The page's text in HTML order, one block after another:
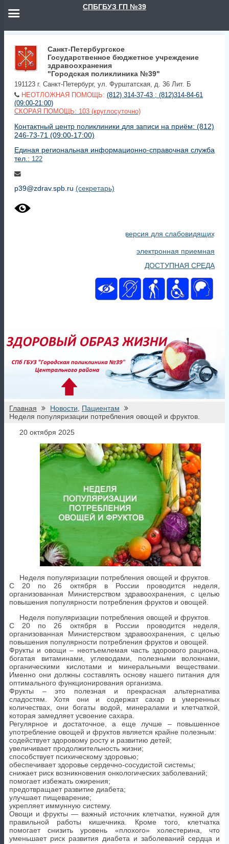
Санкт-Петербургское
Государственное бюджетное учреждение
здравоохранения
"Городская поликлиника №39"
191123 г. Санкт-Петербург, ул. Фурштатская, д. 36 Лит. Б
НЕОТЛОЖНАЯ ПОМОЩЬ: (812) 314-37-43 ; (812)314-84-61
(09:00-21:00)
СКОРАЯ ПОМОЩЬ: 103 (круглосуточно)
Контактный центр поликлиники для записи на приём: (812)
246-73-71 (09:00-17:00)
Единая региональная информационно-справочная служба
тел.: 122
p39@zdrav.spb.ru (секретарь)
версия для слабовидящих
электронная приемная
ДОСТУПНАЯ СРЕДА
Главная Новости
Пациентам
Неделя популяризации потребления овощей и фруктов.
20 октября 2025
Неделя популяризации потребления овощей и фруктов.
С 20 по 26 октября в России проводится неделя,
организованная Министерством здравоохранения, с целью
повышения популярности потребления фруктов и овощей.
Неделя популяризации потребления овощей и фруктов.
С 20 по 26 октября в России проводится неделя,
организованная Министерством здравоохранения, с целью
повышения популярности потребления фруктов и овощей.
Фрукты и овощи – неотъемлемая часть здорового рациона,
богатая витаминами, углеводами, полезными волокнами,
органическими кислотами и минеральными веществами.
Именно они должны составлять основу нашего питания для
оптимального функционирования организма.
Фрукты – это полезная и прекрасная альтернатива
сладостям. Хотя они и содержат сахар в умеренных
количествах, они богаты водой, минералами и клетчаткой,
которая замедляет усвоение сахара.
Регулярное и достаточное, а еще лучше – повышенное
употребление овощей и фруктов является крайне полезным:
содействует здоровому росту и развитию детей;
увеличивает продолжительность жизни;
способствует психическому здоровью;
обеспечивает здоровье сердечно-сосудистой системы;
снижает риск возникновения онкологических заболеваний;
помогает избежать ожирения;
предотвращает развитие диабета;
улучшает пищеварение;
укрепляет иммунную систему.
Овощи и фрукты — важный источник клетчатки, нужной для
правильной работы кишечника. Кроме того, клетчатка
помогает снизить уровень «плохого» холестерина, что
уменьшает риск развития диабета и заболеваний сердца и
СПБГБУЗ ГП №39